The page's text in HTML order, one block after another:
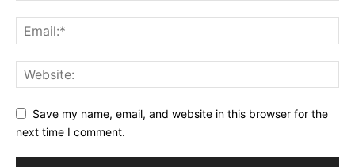
Save my name, email, and website in this browser for the
next time I comment.